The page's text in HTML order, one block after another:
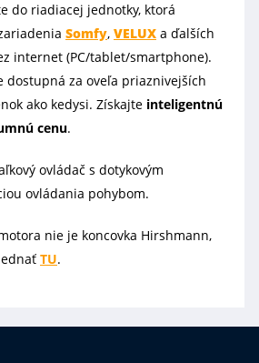
do riadiacej jednotky, ktorá
Somfy, VELUX a ďalších
internet (PC/tablet/smartphone).
dostupná za oveľa priaznivejších
ako kedysi. Získajte inteligentnú
cenu.
ovládač s dotykovým
ovládania pohybom.
nie je koncovka Hirshmann,
TU.